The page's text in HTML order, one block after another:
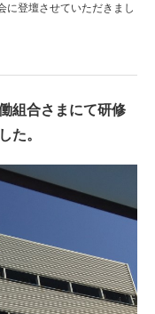
に登壇させていただきまし
組合さまにて研修
た。